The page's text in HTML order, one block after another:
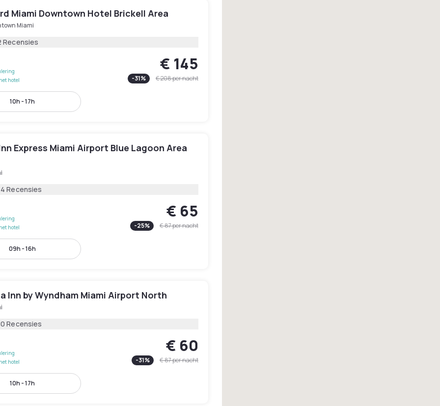
Miami Downtown Hotel Brickell Area
Miami
Recensies
hotel
€ 145
-31% € 208per nacht
10h - 17h
Express Miami Airport Blue Lagoon Area
Recensies
hotel
€ 65
-25% € 87per nacht
09h - 16h
Inn by Wyndham Miami Airport North
Recensies
hotel
€ 60
-31% € 87per nacht
10h - 17h